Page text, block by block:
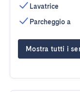
Lavatrice
Parcheggio a
Mostra tutti i